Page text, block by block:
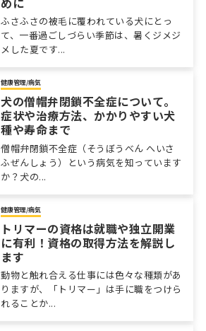
ふさふさの被毛に覆われている犬にとっ
て、一番過ごしづらい季節は、暑くジメジ
メした夏です...
健康管理/病気
犬の僧帽弁閉鎖不全症について。
症状や治療方法、かかりやすい犬
種や寿命まで
僧帽弁閉鎖不全症（そうぼうべん へいさ
ふぜんしょう）という病気を知っています
か？犬の...
健康管理/病気
トリマーの資格は就職や独立開業
に有利！資格の取得方法を解説し
ます
動物と触れ合える仕事には色々な種類があ
りますが、「トリマー」は手に職をつけら
れることか...